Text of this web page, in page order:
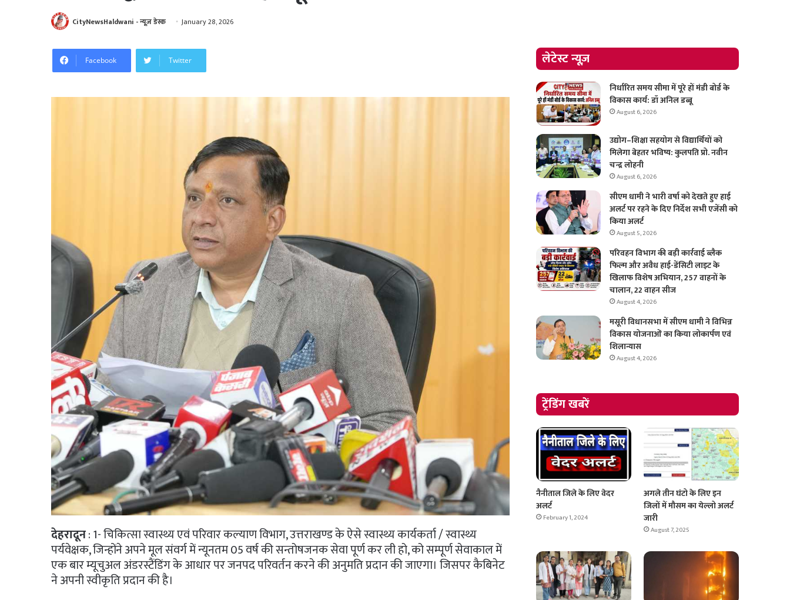
CityNewsHaldwani - न्यूज़ डेस्क January 28, 2026
Facebook Twitter
देहरादून: 1- चिकित्सा स्वास्थ्य एवं परिवार कल्याण विभाग, उत्तराखण्ड के ऐसे स्वास्थ्य कार्यकर्ता / स्वास्थ्य
पर्यवेक्षक, जिन्होंने अपने मूल संवर्ग में न्यूनतम 05 वर्ष की सन्तोषजनक सेवा पूर्ण कर ली हो, को सम्पूर्ण सेवाकाल में
एक बार म्यूचुअल अंडरस्टैंडिंग के आधार पर जनपद परिवर्तन करने की अनुमति प्रदान की जाएगा। जिसपर कैबिनेट
ने अपनी स्वीकृति प्रदान की है।
लेटेस्ट न्यूज़
निर्धारित समय सीमा में पूरे हों मंडी बोर्ड के
विकास कार्य: डॉ अनिल डब्बू
August 6, 2026
उद्योग–शिक्षा सहयोग से विद्यार्थियों को
मिलेगा बेहतर भविष्य: कुलपति प्रो. नवीन
चन्द्र लोहनी
August 6, 2026
सीएम धामी ने भारी वर्षा को देखते हुए हाई
अलर्ट पर रहने के दिए निर्देश सभी एजेंसी को
किया अलर्ट
August 5, 2026
परिवहन विभाग की बड़ी कार्रवाई ब्लैक
फिल्म और अवैध हाई-डेंसिटी लाइट के
खिलाफ विशेष अभियान, 257 वाहनों के
चालान, 22 वाहन सीज
August 4, 2026
मसूरी विधानसभा में सीएम धामी ने विभिन्न
विकास योजनाओं का किया लोकार्पण एवं
शिलान्यास
August 4, 2026
ट्रेंडिंग खबरें
नैनीताल जिले के लिए वेदर
अलर्ट
February 1, 2024
अगले तीन घंटो के लिए इन
जिलों में मौसम का येल्लो अलर्ट
जारी
August 7, 2025